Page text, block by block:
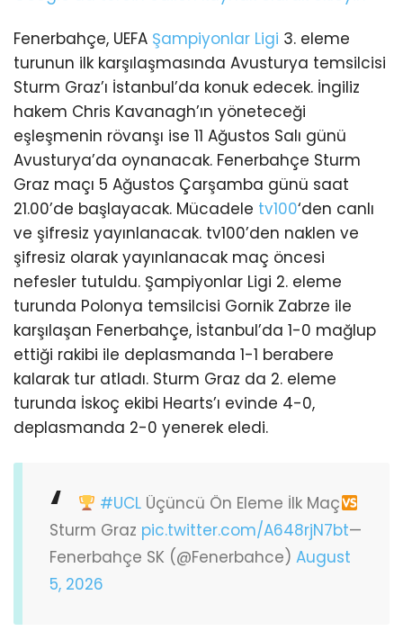
Fenerbahçe, UEFA Şampiyonlar Ligi 3. eleme
turunun ilk karşılaşmasında Avusturya temsilcisi
Sturm Graz’ı İstanbul’da konuk edecek. İngiliz
hakem Chris Kavanagh’ın yöneteceği
eşleşmenin rövanşı ise 11 Ağustos Salı günü
Avusturya’da oynanacak. Fenerbahçe Sturm
Graz maçı 5 Ağustos Çarşamba günü saat
21.00’de başlayacak. Mücadele tv100‘den canlı
ve şifresiz yayınlanacak. tv100’den naklen ve
şifresiz olarak yayınlanacak maç öncesi
nefesler tutuldu. Şampiyonlar Ligi 2. eleme
turunda Polonya temsilcisi Gornik Zabrze ile
karşılaşan Fenerbahçe, İstanbul’da 1-0 mağlup
ettiği rakibi ile deplasmanda 1-1 berabere
kalarak tur atladı. Sturm Graz da 2. eleme
turunda İskoç ekibi Hearts’ı evinde 4-0,
deplasmanda 2-0 yenerek eledi.
#UCL Üçüncü Ön Eleme İlk Maç
Sturm Graz pic.twitter.com/A648rjN7bt—
Fenerbahçe SK (@Fenerbahce) August
5, 2026